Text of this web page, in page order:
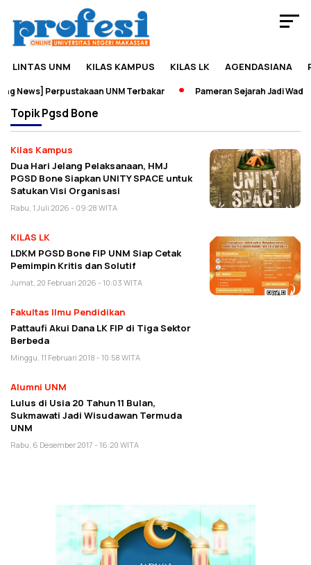
LINTAS UNM KILAS KAMPUS KILAS LK AGENDASIANA
News] Perpustakaan UNM Terbakar Pameran Sejarah Jadi
TopikPgsd Bone
Kilas Kampus
Dua Hari Jelang Pelaksanaan, HMJ
PGSD Bone Siapkan UNITY SPACE untuk
Satukan Visi Organisasi
Rabu, 1 Juli 2026 - 09:28 WITA
KILAS LK
LDKM PGSD Bone FIP UNM Siap Cetak
Pemimpin Kritis dan Solutif
Jumat, 20 Februari 2026 - 10:03 WITA
Fakultas Ilmu Pendidikan
Pattaufi Akui Dana LK FIP di Tiga Sektor
Berbeda
Minggu, 11 Februari 2018 - 10:58 WITA
Alumni UNM
Lulus di Usia 20 Tahun 11 Bulan,
Sukmawati Jadi Wisudawan Termuda
UNM
Rabu, 6 Desember 2017 - 16:20 WITA